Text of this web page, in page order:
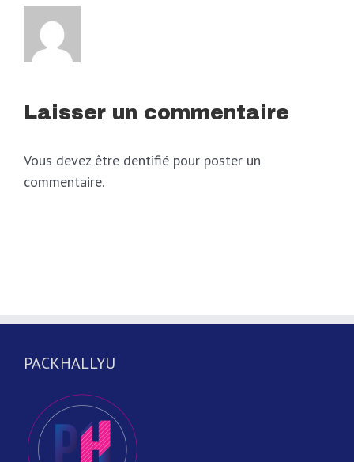
Laisser un commentaire
Vous devez être dentifié pour poster un
commentaire.
PACKHALLYU